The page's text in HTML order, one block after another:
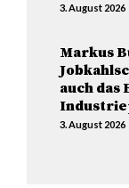
3. August 2026
Markus
auch
3. August 2026